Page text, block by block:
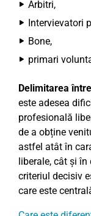
Arbitri,
Intervievatori
Bone,
primari
Delimitarea
este adesea
profesională
de a obține
astfel atât în
liberale, cât și în
criteriul decisiv
care este